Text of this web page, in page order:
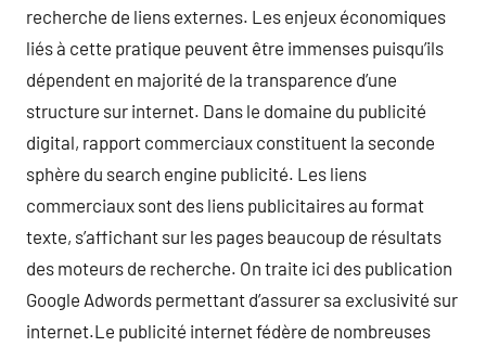
recherche de liens externes. Les enjeux économiques
liés à cette pratique peuvent être immenses puisqu’ils
dépendent en majorité de la transparence d’une
structure sur internet. Dans le domaine du publicité
digital, rapport commerciaux constituent la seconde
sphère du search engine publicité. Les liens
commerciaux sont des liens publicitaires au format
texte, s’affichant sur les pages beaucoup de résultats
des moteurs de recherche. On traite ici des publication
Google Adwords permettant d’assurer sa exclusivité sur
internet.Le publicité internet fédère de nombreuses